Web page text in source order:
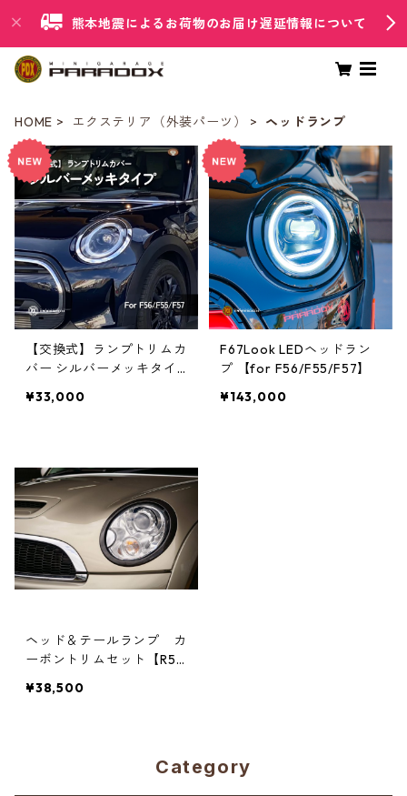
熊本地震によるお荷物のお届け遅延情報について
HOME エクステリア（外装パーツ） ヘッドランプ
【交換式】ランプトリムカ
バー シルバーメッキタイ
¥33,000
F67Look LEDヘッドラン
プ 【for F56/F55/F57】
¥143,000
ヘッド＆テールランプ カ
ーボントリムセット【R5
¥38,500
Category